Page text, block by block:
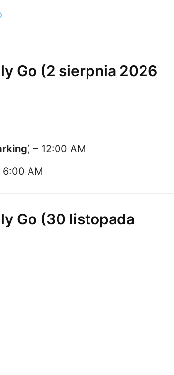
Go (2 sierpnia 2026
) – 12:00 AM
6:00 AM
Go (30 listopada